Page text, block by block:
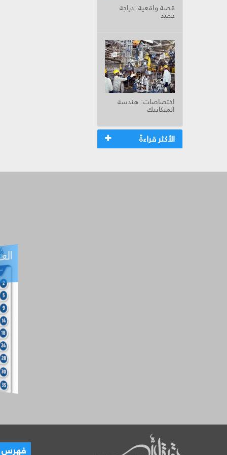
قصة واقعية: دراجة
حميد
اختصاصات: هندسة
الميكانيك
الأكثر قراءةً
فهرس